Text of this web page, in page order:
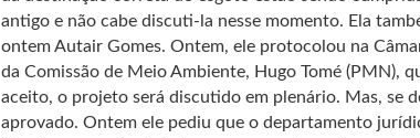
antigo e não cabe discuti-la nesse momento. Ela
ontem Autair Gomes. Ontem, ele protocolou na
da Comissão de Meio Ambiente, Hugo Tomé (PMN),
aceito, o projeto será discutido em plenário. Mas, se
aprovado. Ontem ele pediu que o departamento